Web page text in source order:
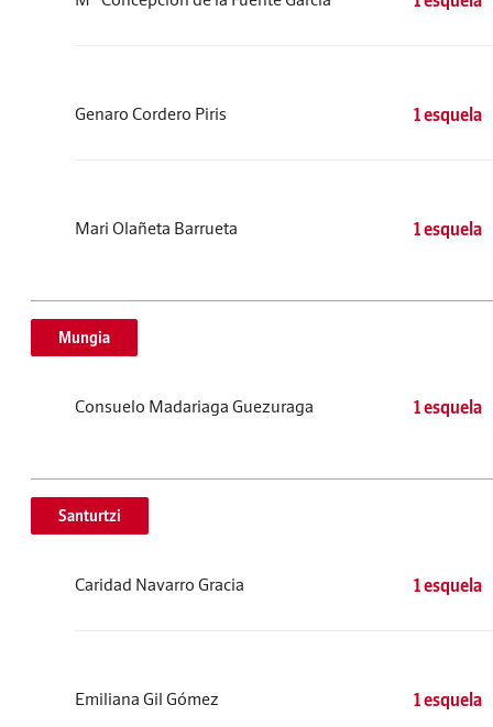
Genaro Cordero Piris 1 esquela
Mari Olañeta Barrueta 1 esquela
Mungia
Consuelo Madariaga Guezuraga 1 esquela
Santurtzi
Caridad Navarro Gracia 1 esquela
Emiliana Gil Gómez 1 esquela